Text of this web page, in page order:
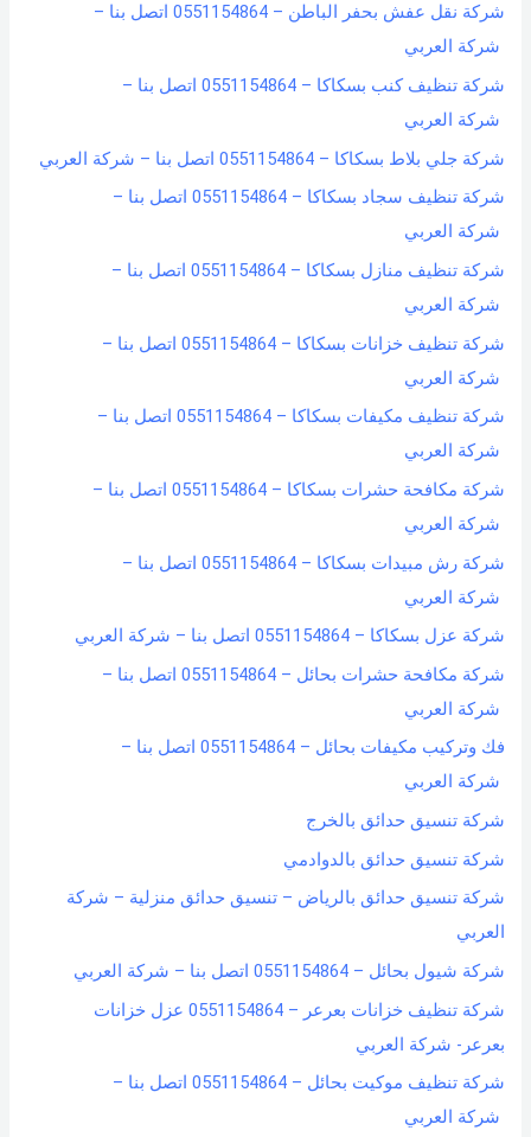
شركة نقل عفش بحفر الباطن – 0551154864 اتصل بنا –
شركة العربي
شركة تنظيف كنب بسكاكا – 0551154864 اتصل بنا –
شركة العربي
شركة جلي بلاط بسكاكا – 0551154864 اتصل بنا – شركة العربي
شركة تنظيف سجاد بسكاكا – 0551154864 اتصل بنا –
شركة العربي
شركة تنظيف منازل بسكاكا – 0551154864 اتصل بنا –
شركة العربي
شركة تنظيف خزانات بسكاكا – 0551154864 اتصل بنا –
شركة العربي
شركة تنظيف مكيفات بسكاكا – 0551154864 اتصل بنا –
شركة العربي
شركة مكافحة حشرات بسكاكا – 0551154864 اتصل بنا –
شركة العربي
شركة رش مبيدات بسكاكا – 0551154864 اتصل بنا –
شركة العربي
شركة عزل بسكاكا – 0551154864 اتصل بنا – شركة العربي
شركة مكافحة حشرات بحائل – 0551154864 اتصل بنا –
شركة العربي
فك وتركيب مكيفات بحائل – 0551154864 اتصل بنا –
شركة العربي
شركة تنسيق حدائق بالخرج
شركة تنسيق حدائق بالدوادمي
شركة تنسيق حدائق بالرياض – تنسيق حدائق منزلية – شركة
العربي
شركة شيول بحائل – 0551154864 اتصل بنا – شركة العربي
شركة تنظيف خزانات بعرعر – 0551154864 عزل خزانات
بعرعر- شركة العربي
شركة تنظيف موكيت بحائل – 0551154864 اتصل بنا –
شركة العربي